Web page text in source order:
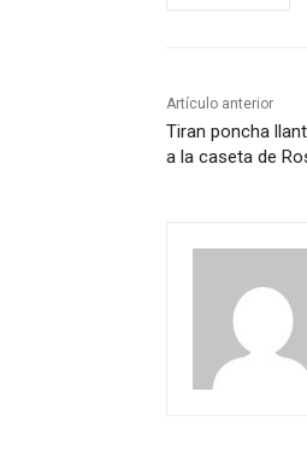
Artículo anterior
Tiran poncha
a la caseta de